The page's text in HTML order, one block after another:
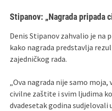
Stipanov: „Nagrada pripada
Denis Stipanov zahvalio je na
kako nagrada predstavlja
zajedničkog rada.
„Ova nagrada nije samo
civilne zaštite i svim ljudima
dvadesetak godina sudjelovali